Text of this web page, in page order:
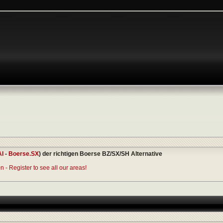
- Boerse.SX) der richtigen Boerse BZ/SX/SH Alternative
- Register to see all our areas!